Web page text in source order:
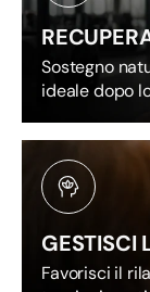
r
i
Sostegno
ideale dopo
GESTISCI
Favorisci il